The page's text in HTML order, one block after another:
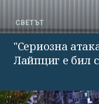
СВЕТЪТ
"Сериозна
Лайпциг е бил